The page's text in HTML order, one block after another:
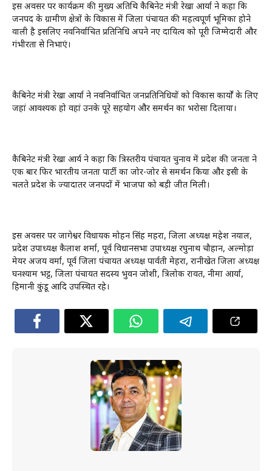
इस अवसर पर कार्यक्रम की मुख्य अतिथि कैबिनेट मंत्री रेखा आर्या ने कहा कि
जनपद के ग्रामीण क्षेत्रों के विकास में जिला पंचायत की महत्वपूर्ण भूमिका होने
वाली है इसलिए नवनिर्वाचित प्रतिनिधि अपने नए दायित्व को पूरी जिम्मेदारी और
गंभीरता से निभाएं।
कैबिनेट मंत्री रेखा आर्या ने नवनिर्वाचित जनप्रतिनिधियों को विकास कार्यों के लिए
जहां आवश्यक हो वहां उनके पूरे सहयोग और समर्थन का भरोसा दिलाया।
कैबिनेट मंत्री रेखा आर्य ने कहा कि त्रिस्तरीय पंचायत चुनाव में प्रदेश की जनता ने
एक बार फिर भारतीय जनता पार्टी का जोर-जोर से समर्थन किया और इसी के
चलते प्रदेश के ज्यादातर जनपदों में भाजपा को बड़ी जीत मिली।
इस अवसर पर जागेश्वर विधायक मोहन सिंह महरा, जिला अध्यक्ष महेश नयाल,
प्रदेश उपाध्यक्ष कैलाश शर्मा, पूर्व विधानसभा उपाध्यक्ष रघुनाथ चौहान, अल्मोड़ा
मेयर अजय वर्मा, पूर्व जिला पंचायत अध्यक्ष पार्वती मेहरा, रानीखेत जिला अध्यक्ष
घनश्याम भट्ट, जिला पंचायत सदस्य भुवन जोशी, त्रिलोक रावत, नीमा आर्या,
हिमानी कुंडू आदि उपस्थित रहे।